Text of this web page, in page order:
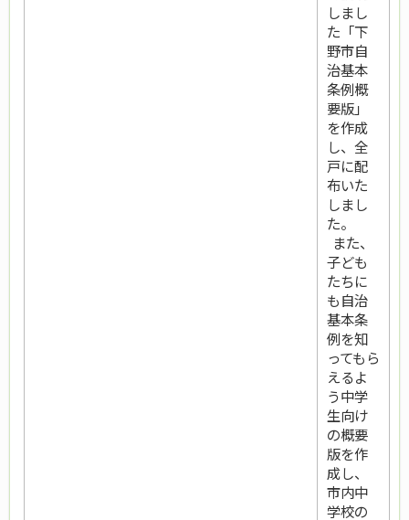
しまし
た「下
野市自
治基本
条例概
要版」
を作成
し、全
戸に配
布いた
しまし
た。
また、
子ども
たちに
も自治
基本条
例を知
ってもら
えるよ
う中学
生向け
の概要
版を作
成し、
市内中
学校の